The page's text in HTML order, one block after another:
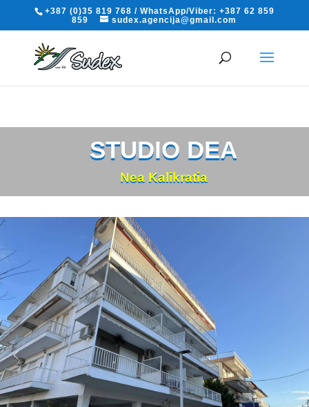
+387 (0)35 819 768 / WhatsApp/Viber: +387 62 859
859
sudex.agencija@gmail.com
STUDIO DEA
Nea Kalikratia